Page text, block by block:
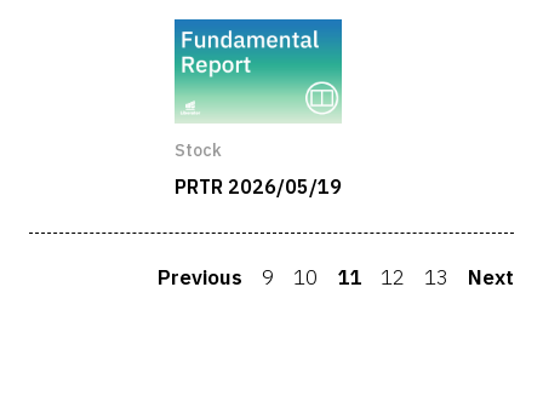
Stock
PRTR 2026/05/19
Previous 9 10 11 12 13 Next